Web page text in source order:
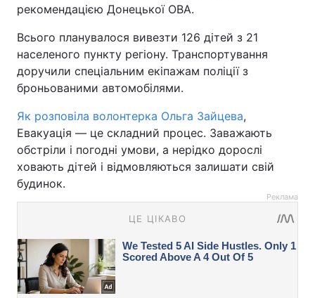
рекомендацією Донецької ОВА.
Всього планувалося вивезти 126 дітей з 21
населеного пункту регіону. Транспортування
доручили спеціальним екіпажам поліції з
броньованими автомобілями.
Як розповіла волонтерка Ольга Зайцева,
Евакуація — це складний процес. Заважають
обстріли і погодні умови, а нерідко дорослі
ховають дітей і відмовляються залишати свій
будинок.
Реклама